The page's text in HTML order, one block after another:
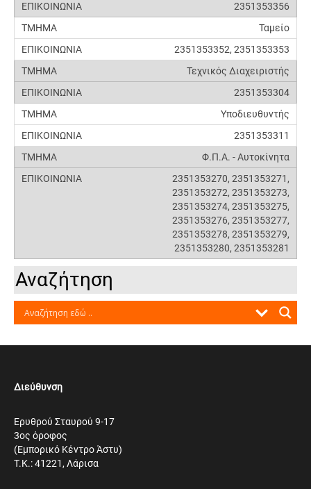
2351353356
Ταμείο
2351353352, 2351353353
Τεχνικός Διαχειριστής
2351353304
Υποδιευθυντής
2351353311
Φ.Π.Α. - Αυτοκίνητα
2351353270, 2351353271,
2351353272, 2351353273,
2351353274, 2351353275,
2351353276, 2351353277,
2351353278, 2351353279,
2351353280, 2351353281
Αναζήτηση
Διεύθυνση
Ερυθρού Σταυρού 9-17
3ος όροφος
(Εμπορικό Κέντρο Άστυ)
Τ.Κ.: 41221, Λάρισα